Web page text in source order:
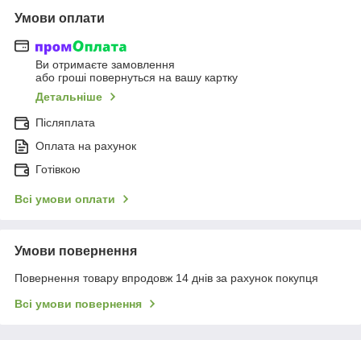
Умови оплати
Ви отримаєте замовлення
або гроші повернуться на вашу картку
Детальніше
Післяплата
Оплата на рахунок
Готівкою
Всі умови оплати
Умови повернення
Повернення товару впродовж 14 днів за рахунок покупця
Всі умови повернення